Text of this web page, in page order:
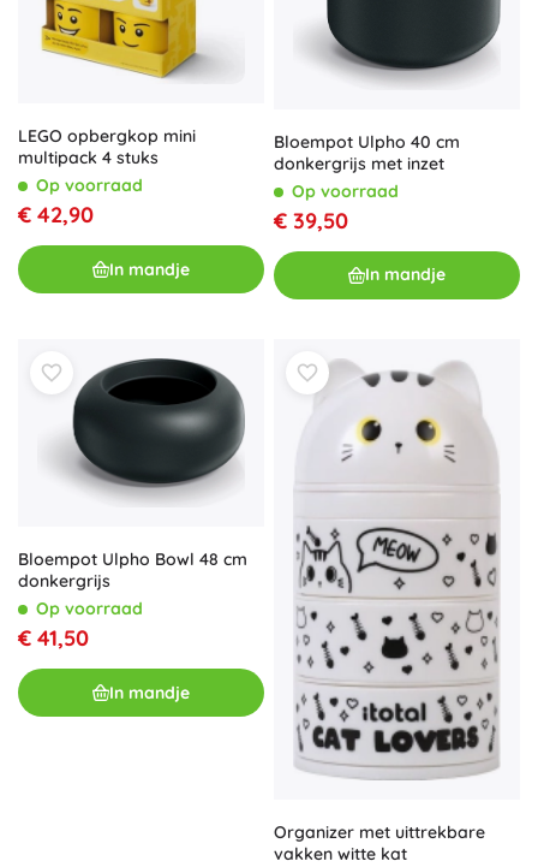
LEGO opbergkop mini
multipack 4 stuks
Op voorraad
€ 42,90
In mandje
Bloempot Ulpho 40 cm
donkergrijs met inzet
Op voorraad
€ 39,50
In mandje
Bloempot Ulpho Bowl 48 cm
donkergrijs
Op voorraad
€ 41,50
In mandje
Organizer met uittrekbare
vakken witte kat